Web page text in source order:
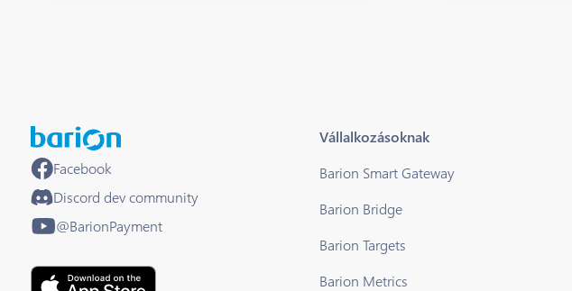
Facebook
Discord dev community
@BarionPayment
Vállalkozásoknak
Barion Smart Gateway
Barion Bridge
Barion Targets
Barion Metrics